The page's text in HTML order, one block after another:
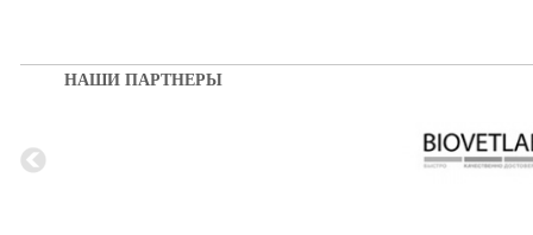
НАШИ ПАРТНЕРЫ